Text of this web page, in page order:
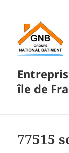
île de
77515